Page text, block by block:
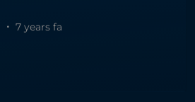
7 years fa